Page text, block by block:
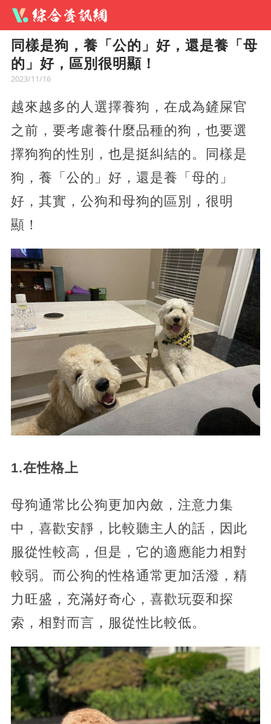
同樣是狗，養「公的」好，還是養「母
的」好，區別很明顯！
2023/11/16
越來越多的人選擇養狗，在成為鏟屎官
之前，要考慮養什麼品種的狗，也要選
擇狗狗的性別，也是挺糾結的。同樣是
狗，養「公的」好，還是養「母的」
好，其實，公狗和母狗的區別，很明
顯！
1.在性格上
母狗通常比公狗更加內斂，注意力集
中，喜歡安靜，比較聽主人的話，因此
服從性較高，但是，它的適應能力相對
較弱。而公狗的性格通常更加活潑，精
力旺盛，充滿好奇心，喜歡玩耍和探
索，相對而言，服從性比較低。